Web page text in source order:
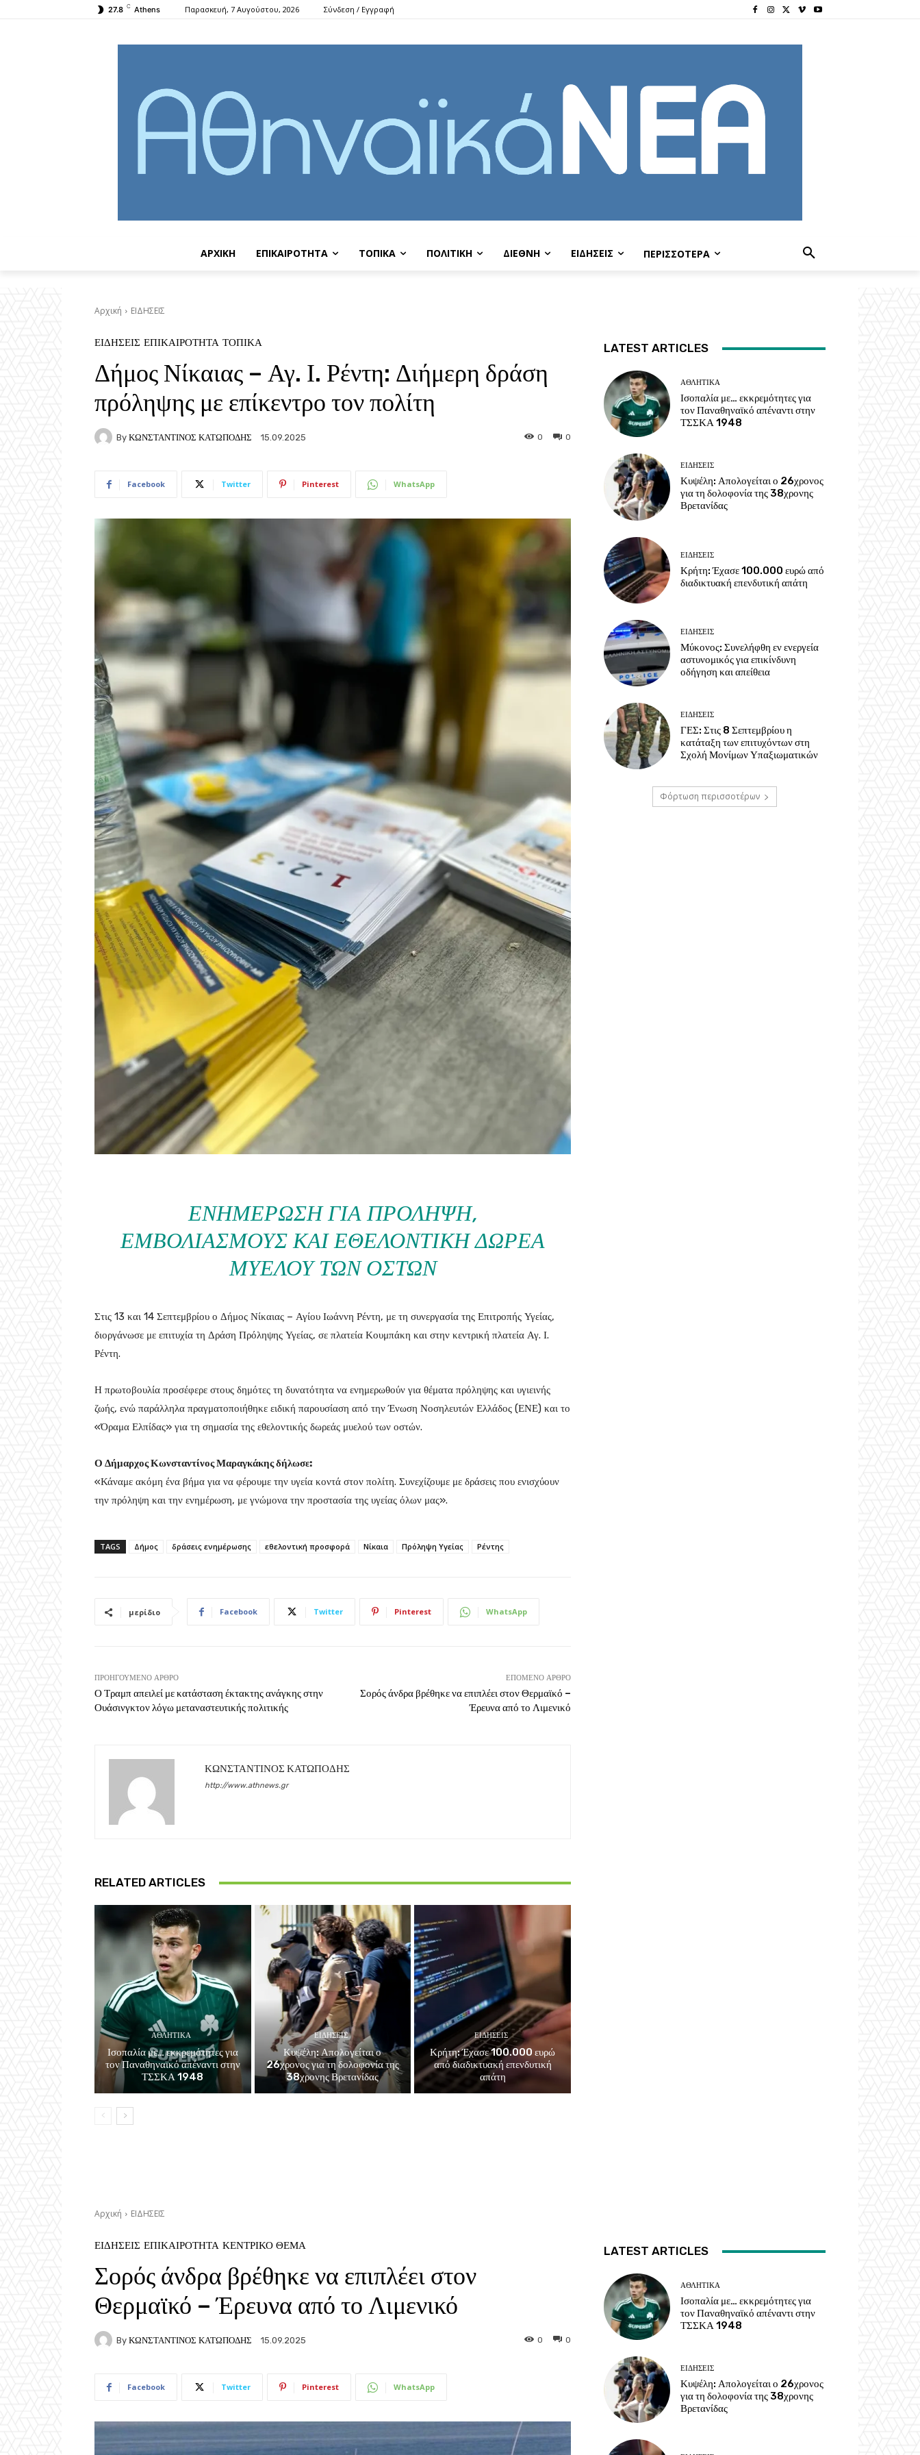
27.8 C Athens Παρασκευή, 7 Αυγούστου, 2026 Σύνδεση / Εγγραφή
ΑΡΧΙΚΗ ΕΠΙΚΑΙΡΟΤΗΤΑ ΤΟΠΙΚΑ ΠΟΛΙΤΙΚΗ ΔΙΕΘΝΗ EIΔΗΣΕΙΣ ΠΕΡΙΣΣΟΤΕΡΑ
Αρχική ΕΙΔΗΣΕΙΣ
ΕΙΔΗΣΕΙΣ ΕΠΙΚΑΙΡΟΤΗΤΑ ΤΟΠΙΚΑ
Δήμος Νίκαιας – Αγ. Ι. Ρέντη: Διήμερη δράση
πρόληψης με επίκεντρο τον πολίτη
By ΚΩΝΣΤΑΝΤΙΝΟΣ ΚΑΤΩΠΟΔΗΣ 15.09.2025 0
0
Facebook Twitter Pinterest WhatsApp
ΕΝΗΜΈΡΩΣΗ ΓΙΑ ΠΡΌΛΗΨΗ,
ΕΜΒΟΛΙΑΣΜΟΎΣ ΚΑΙ ΕΘΕΛΟΝΤΙΚΉ ΔΩΡΕΆ
ΜΥΕΛΟΎ ΤΩΝ ΟΣΤΏΝ
Στις 13 και 14 Σεπτεμβρίου ο Δήμος Νίκαιας – Αγίου Ιωάννη Ρέντη, με τη συνεργασία της Επιτροπής Υγείας,
διοργάνωσε με επιτυχία τη Δράση Πρόληψης Υγείας, σε πλατεία Κουμπάκη και στην κεντρική πλατεία Αγ. Ι.
Ρέντη.
Η πρωτοβουλία προσέφερε στους δημότες τη δυνατότητα να ενημερωθούν για θέματα πρόληψης και υγιεινής
ζωής, ενώ παράλληλα πραγματοποιήθηκε ειδική παρουσίαση από την Ένωση Νοσηλευτών Ελλάδος (ΕΝΕ) και το
«Όραμα Ελπίδας» για τη σημασία της εθελοντικής δωρεάς μυελού των οστών.
Ο Δήμαρχος Κωνσταντίνος Μαραγκάκης δήλωσε:
«Κάναμε ακόμη ένα βήμα για να φέρουμε την υγεία κοντά στον πολίτη. Συνεχίζουμε με δράσεις που ενισχύουν
την πρόληψη και την ενημέρωση, με γνώμονα την προστασία της υγείας όλων μας».
TAGS Δήμος δράσεις ενημέρωσης εθελοντική προσφορά Νίκαια Πρόληψη Υγείας Ρέντης
μερίδιο Facebook Twitter Pinterest WhatsApp
ΠΡΟΗΓΟΎΜΕΝΟ ΆΡΘΡΟ
Ο Τραμπ απειλεί με κατάσταση έκτακτης ανάγκης στην
Ουάσινγκτον λόγω μεταναστευτικής πολιτικής
ΕΠΌΜΕΝΟ ΆΡΘΡΟ
Σορός άνδρα βρέθηκε να επιπλέει στον Θερμαϊκό –
Έρευνα από το Λιμενικό
ΚΩΝΣΤΑΝΤΙΝΟΣ ΚΑΤΩΠΟΔΗΣ
http://www.athnews.gr
RELATED ARTICLES
ΑΘΛΗΤΙΚΑ
Ισοπαλία με… εκκρεμότητες για
τον Παναθηναϊκό απέναντι στην
ΤΣΣΚΑ 1948
ΕΙΔΗΣΕΙΣ
Κυψέλη: Απολογείται ο
26χρονος για τη δολοφονία της
38χρονης Βρετανίδας
ΕΙΔΗΣΕΙΣ
Κρήτη: Έχασε 100.000 ευρώ
από διαδικτυακή επενδυτική
απάτη
LATEST ARTICLES
ΑΘΛΗΤΙΚΑ
Ισοπαλία με… εκκρεμότητες για
τον Παναθηναϊκό απέναντι στην
ΤΣΣΚΑ 1948
ΕΙΔΗΣΕΙΣ
Κυψέλη: Απολογείται ο 26χρονος
για τη δολοφονία της 38χρονης
Βρετανίδας
ΕΙΔΗΣΕΙΣ
Κρήτη: Έχασε 100.000 ευρώ από
διαδικτυακή επενδυτική απάτη
ΕΙΔΗΣΕΙΣ
Μύκονος: Συνελήφθη εν ενεργεία
αστυνομικός για επικίνδυνη
οδήγηση και απείθεια
ΕΙΔΗΣΕΙΣ
ΓΕΣ: Στις 8 Σεπτεμβρίου η
κατάταξη των επιτυχόντων στη
Σχολή Μονίμων Υπαξιωματικών
Φόρτωση περισσοτέρων